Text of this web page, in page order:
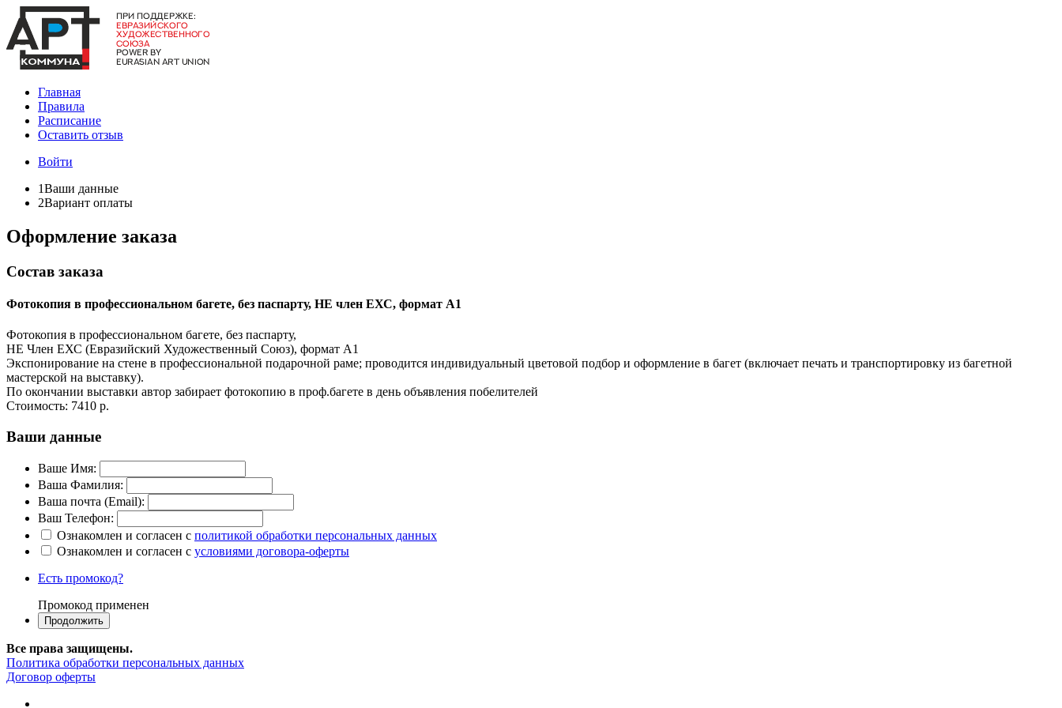
Главная
Правила
Расписание
Оставить отзыв
Войти
1Ваши данные
2Вариант оплаты
Оформление заказа
Состав заказа
Фотокопия в профессиональном багете, без паспарту, НЕ член ЕХС, формат А1
Фотокопия в профессиональном багете, без паспарту,
НЕ Член ЕХС (Евразийский Художественный Союз), формат А1
Экспонирование на стене в профессиональной подарочной раме; проводится индивидуальный цветовой подбор и оформление в багет (включает печать и транспортировку из багетной
мастерской на выставку).
По окончании выставки автор забирает фотокопию в проф.багете в день объявления побелителей
Стоимость: 7410 р.
Ваши данные
Ваше Имя:
Ваша Фамилия:
Ваша почта (Email):
Ваш Телефон:
Ознакомлен и согласен с политикой обработки персональных данных
Ознакомлен и согласен с условиями договора-оферты
Есть промокод?
Промокод применен
Все права защищены.
Политика обработки персональных данных
Договор оферты